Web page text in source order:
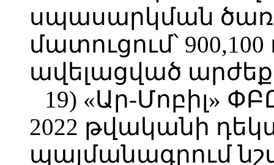
սպասարկման
մատուցում՝
ավելացված
19) «Ար-Մոբիլ»
2022 թվականի
պայմանագրում